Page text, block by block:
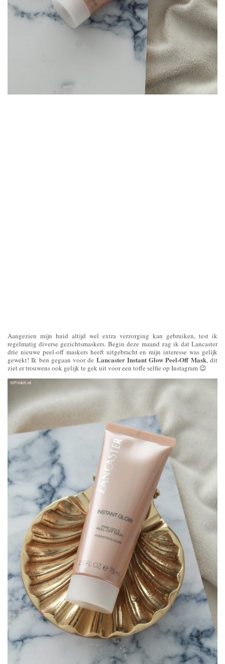
Aangezien mijn huid altijd wel extra verzorging kan gebruiken, test ik
regelmatig diverse gezichtsmaskers. Begin deze maand zag ik dat Lancaster
drie nieuwe peel-off maskers heeft uitgebracht en mijn interesse was gelijk
gewekt! Ik ben gegaan voor de Lancaster Instant Glow Peel-Off Mask, dit
ziet er trouwens ook gelijk te gek uit voor een toffe selfie op Instagram 😉